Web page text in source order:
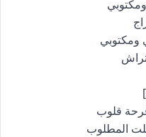
قلوب
المطلوب